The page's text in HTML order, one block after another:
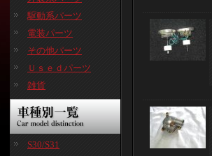
駆動系パーツ
電装パーツ
その他パーツ
Ｕｓｅｄパーツ
雑貨
S30/S31